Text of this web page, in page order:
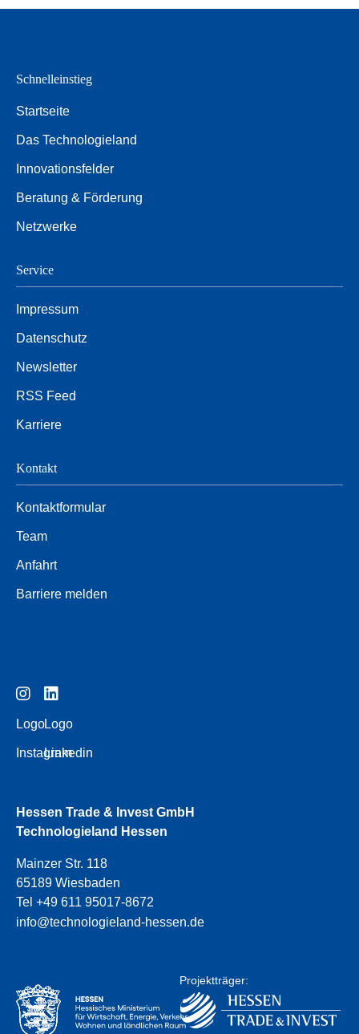
Schnelleinstieg
Startseite
Das Technologieland
Innovationsfelder
Beratung & Förderung
Netzwerke
Service
Impressum
Datenschutz
Newsletter
RSS Feed
Karriere
Kontakt
Kontaktformular
Team
Anfahrt
Barriere melden
Logo
Instagram
Logo
Linkedin
Hessen Trade & Invest GmbH
Technologieland Hessen
Mainzer Str. 118
65189 Wiesbaden
Tel +49 611 95017-8672
info@technologieland-hessen.de
Projektträger: